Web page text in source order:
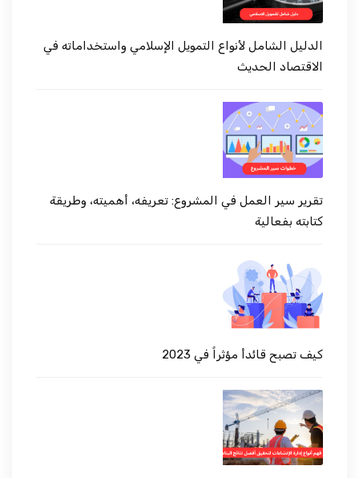
الدليل الشامل لأنواع التمويل الإسلامي واستخداماته في
الاقتصاد الحديث
تقرير سير العمل في المشروع: تعريفه، أهميته، وطريقة
كتابته بفعالية
كيف تصبح قائدأ مؤثراً في 2023